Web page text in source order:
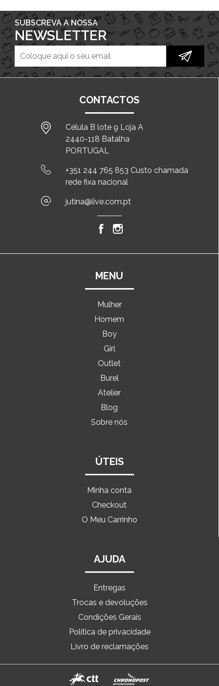
SUBSCREVA A NOSSA
NEWSLETTER
CONTACTOS
Célula B lote 9 Loja A
2440-118 Batalha
PORTUGAL
+351 244 765 853 Custo chamada
rede fixa nacional
jutina@live.com.pt
MENU
Mulher
Homem
Boy
Girl
Outlet
Burel
Atelier
Blog
Sobre nós
ÚTEIS
Minha conta
Checkout
O Meu Carrinho
AJUDA
Entregas
Trocas e devoluções
Condições Gerais
Política de privacidade
Livro de reclamações